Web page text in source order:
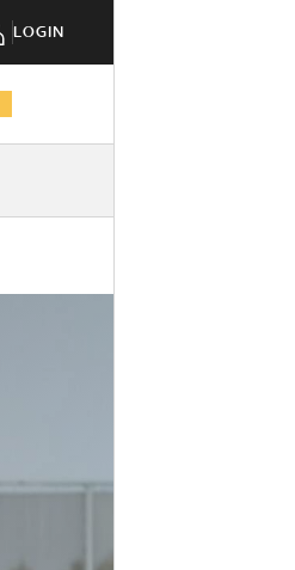
LOGIN